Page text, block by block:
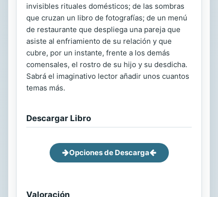
invisibles rituales domésticos; de las sombras
que cruzan un libro de fotografías; de un menú
de restaurante que despliega una pareja que
asiste al enfriamiento de su relación y que
cubre, por un instante, frente a los demás
comensales, el rostro de su hijo y su desdicha.
Sabrá el imaginativo lector añadir unos cuantos
temas más.
Descargar Libro
Opciones de Descarga
Valoración